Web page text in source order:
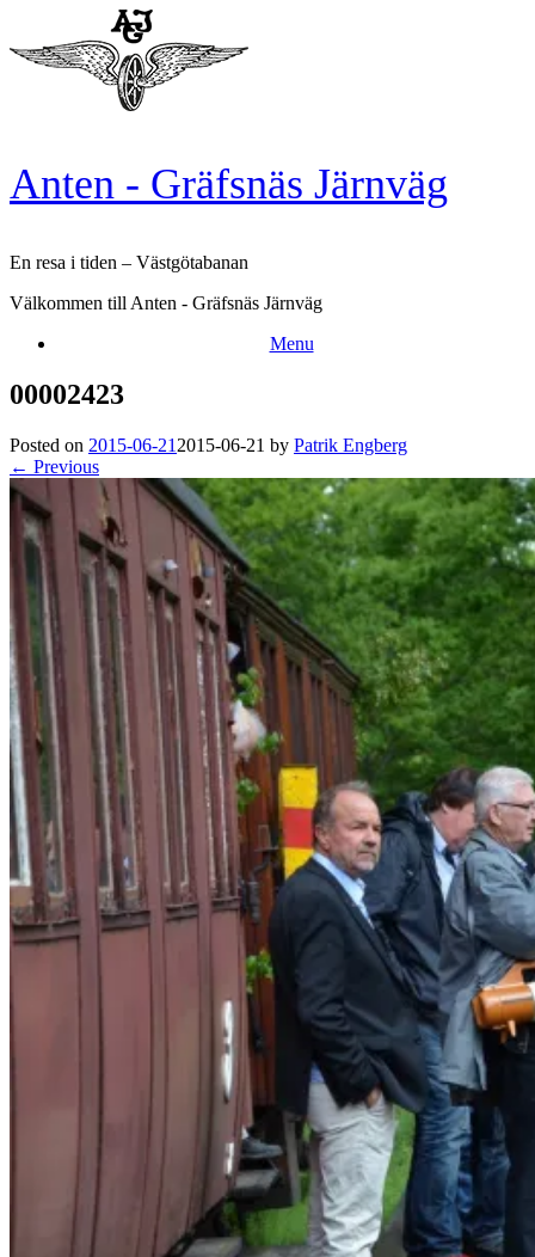
content
Anten - Gräfsnäs Järnväg
En resa i tiden – Västgötabanan
Välkommen till Anten - Gräfsnäs Järnväg
Menu
00002423
Posted on 2015-06-21 2015-06-21 by Patrik Engberg
← Previous